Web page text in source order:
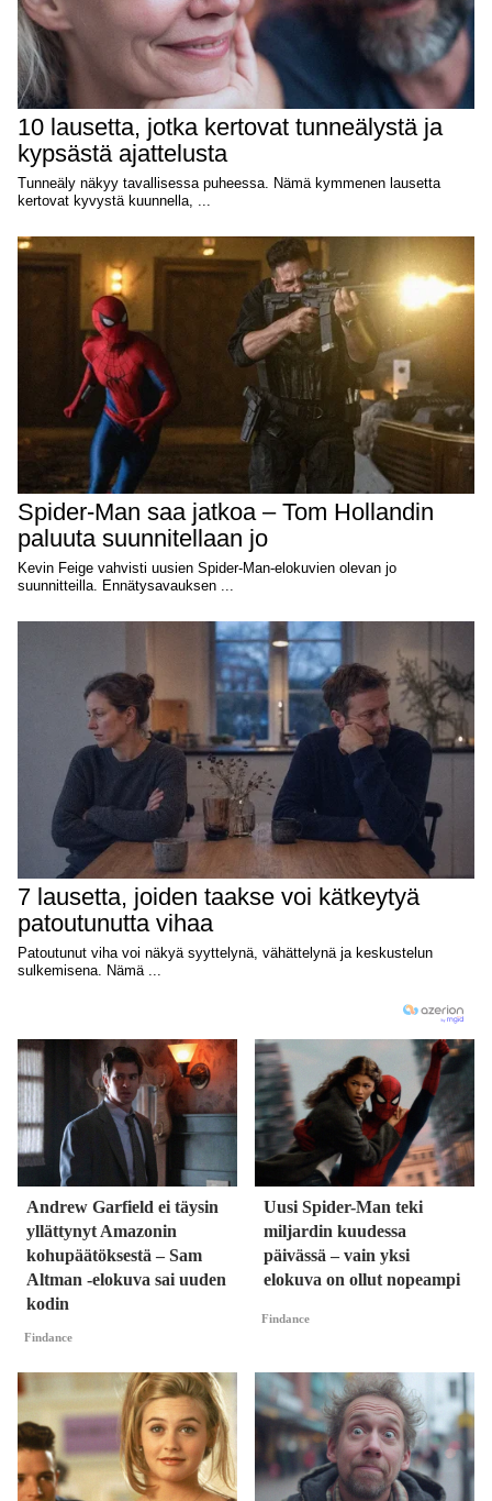
Andrew Garfield ei täysin
yllättynyt Amazonin
kohupäätöksestä – Sam
Altman -elokuva sai uuden
kodin
Findance
Uusi Spider-Man teki
miljardin kuudessa
päivässä – vain yksi
elokuva on ollut nopeampi
Findance